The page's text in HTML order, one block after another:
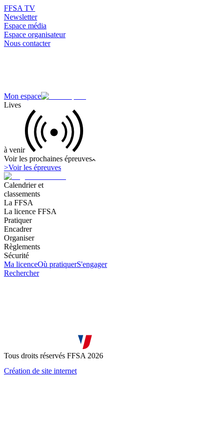
FFSA TV
Newsletter
Espace média
Espace organisateur
Nous contacter
Mon espace
Lives
à venir
Voir les prochaines épreuves
>Voir les épreuves
Calendrier et
classements
La FFSA
La licence FFSA
Pratiquer
Encadrer
Organiser
Règlements
Sécurité
Ma licenceOù pratiquerS'engager
Rechercher
Tous droits réservés FFSA 2026
Création de site internet